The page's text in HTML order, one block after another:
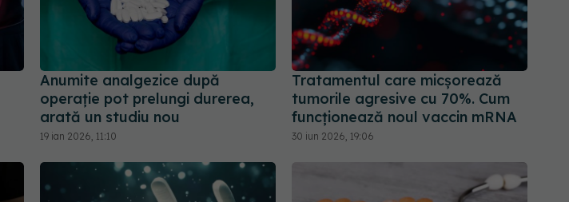
Anumite analgezice după
operație pot prelungi durerea,
arată un studiu nou
19 ian 2026, 11:10
Tratamentul care micșorează
tumorile agresive cu 70%. Cum
funcționează noul vaccin mRNA
30 iun 2026, 19:06